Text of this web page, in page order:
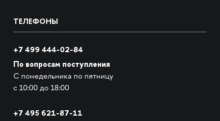
ТЕЛЕФОНЫ
+7 499 444-02-84
По вопросам поступления
С понедельника по пятницу
с 10:00 до 18:00
+7 495 621-87-11